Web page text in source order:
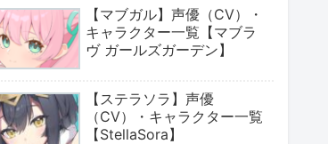
【マブガル】声優（CV）・
キャラクター一覧【マブラ
ヴ ガールズガーデン】
【ステラソラ】声優
（CV）・キャラクター一覧
【StellaSora】